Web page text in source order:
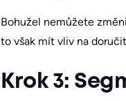
Bohužel nemůžete
to však mít vliv na
Krok 3: